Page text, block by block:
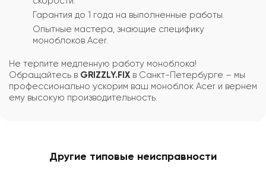
Гарантия до 1 года на выполненные работы.
Опытные мастера, знающие специфику
моноблоков Acer.
Не терпите медленную работу моноблока!
Обращайтесь в GRIZZLY.FIX в Санкт-Петербурге – мы
профессионально ускорим ваш моноблок Acer и вернем
ему высокую производительность.
Другие типовые неисправности